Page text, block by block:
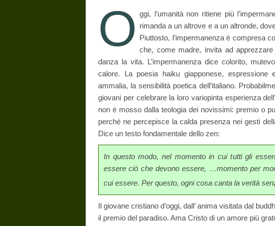
O ggi, l’umanità non ritiene più
rimanda a un altrove e a un altronde,
Piuttosto, l’impermanenza è compresa
che, come madre, invita ad
danza la vita. L’impermanenza dice colorito,
calore. La poesia haiku giapponese, espressione
ammalia, la sensibilità poetica dell’italiano.
giovani per celebrare la loro variopinta esperienza
non è mosso dalla teologia dei novissimi: premio o
perché ne percepisce la calda presenza nei gesti
Dice un testo fondamentale dello zen:
In questo modo, nel momento in cui tutti gli
essere ciò che devono essere, …momento per
cui essere. Per questo, ogni cosa canta la verità
Il giovane cristiano d’oggi, dall’ anima visitata dal
il premio del paradiso. Ama Cristo di un amore più